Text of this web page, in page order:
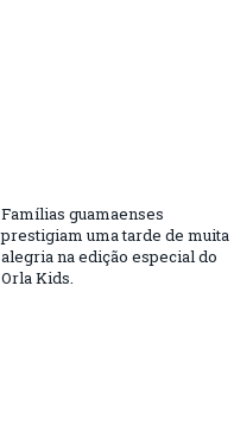
Famílias guamaenses
prestigiam uma tarde de muita
alegria na edição especial do
Orla Kids.